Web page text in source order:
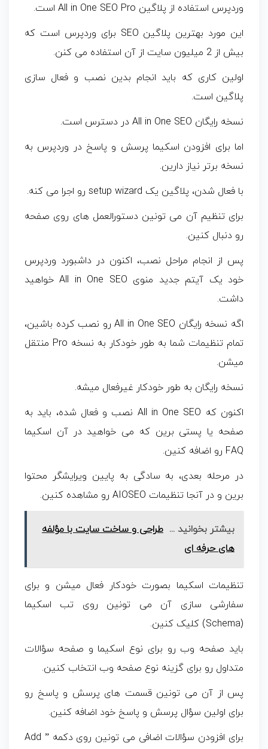
وردپرس استفاده از پلاگین All in One SEO Pro است.
این مورد بهترین پلاگین SEO برای وردپرس است که
بیش از 2 میلیون سایت از آن استفاده می کنن.
اولین کاری که باید انجام بدین نصب و فعال سازی
پلاگین است.
نسخه رایگان All in One SEO در دسترس است.
اما برای افزودن اسکیما پرسش و پاسخ در وردپرس به
نسخه برتر نیاز دارین.
با فعال شدن، پلاگین یک setup wizard رو اجرا می کنه.
برای تنظیم آن می تونین دستورالعمل های روی صفحه
رو دنبال کنین.
پس از انجام مراحل نصب، اکنون در داشبورد وردپرس
خود یک آیتم جدید منوی All in One SEO خواهید
داشت.
اگه نسخه رایگان All in One SEO رو نصب کرده باشین،
تمام تنظیمات شما به طور خودکار به نسخه Pro منتقل
میشن.
نسخه رایگان به طور خودکار غیرفعال میشه.
اکنون که All in One SEO نصب و فعال شده، باید به
صفحه یا پستی برین که می خواهید در آن اسکیما
FAQ رو اضافه کنین.
در مرحله بعدی، به سادگی به پایین ویرایشگر محتوا
برین و در آنجا تنظیمات AIOSEO رو مشاهده کنین.
بیشتر بخوانید ... طراحی و ساخت سایت با مؤلفه
های حرفه ای
تنظیمات اسکیما بصورت خودکار فعال میشن و برای
سفارشی سازی آن می تونین روی تب اسکیما
(Schema) کلیک کنین.
باید صفحه وب رو برای نوع اسکیما و صفحه سؤالات
متداول رو برای گزینه نوع صفحه وب انتخاب کنین.
پس از آن می تونین قسمت های پرسش و پاسخ رو
برای اولین سؤال پرسش و پاسخ خود اضافه کنین.
برای افزودن سؤالات اضافی می تونین روی دکمه ” Add